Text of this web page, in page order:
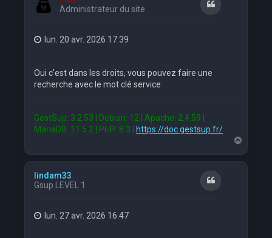
Administrateur du site
Citation
lun. 20 avr. 2026 17:39
Oui c'est dans les droits, vous pouvez faire une
recherche avec le mot clé service
GestSup: 3.2.53 | Debian: 12 | Apache: 2.4.59 |
MariaDB: 11.5.2 | PHP: 8.3 |
https://doc.gestsup.fr/
a
u
lindam33
Gsup LEVEL 1
Citation
lun. 27 avr. 2026 16:47